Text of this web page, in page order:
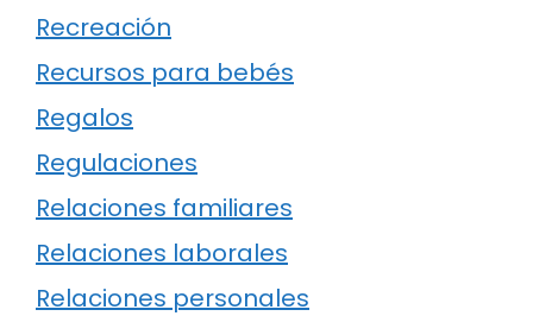
Recreación
Recursos para bebés
Regalos
Regulaciones
Relaciones familiares
Relaciones laborales
Relaciones personales